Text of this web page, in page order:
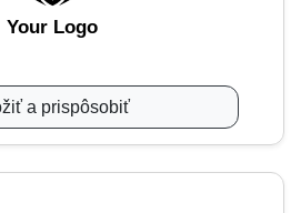
Your Logo
a prispôsobiť